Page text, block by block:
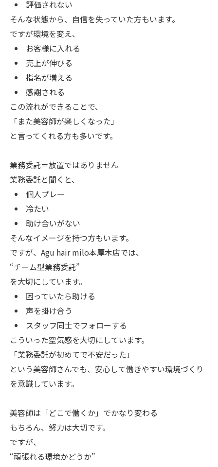
評価されない
そんな状態から、自信を失っていた方もいます。
ですが環境を変え、
お客様に入れる
売上が伸びる
指名が増える
感謝される
この流れができることで、
「また美容師が楽しくなった」
と言ってくれる方も多いです。
業務委託＝放置ではありません
業務委託と聞くと、
個人プレー
冷たい
助け合いがない
そんなイメージを持つ方もいます。
ですが、Agu hair milo本厚木店では、
“チーム型業務委託”
を大切にしています。
困っていたら助ける
声を掛け合う
スタッフ同士でフォローする
こういった空気感を大切にしています。
「業務委託が初めてで不安だった」
という美容師さんでも、安心して働きやすい環境づくり
を意識しています。
美容師は「どこで働くか」でかなり変わる
もちろん、努力は大切です。
ですが、
“頑張れる環境かどうか”